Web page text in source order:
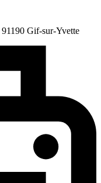
91190 Gif-sur-Yvette